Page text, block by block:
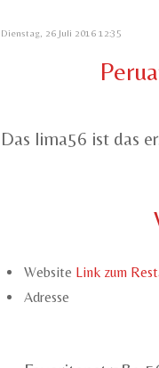
Dienstag, 26 Juli 2016 12:35
Das lima56 ist das
Website Link zum
Adresse